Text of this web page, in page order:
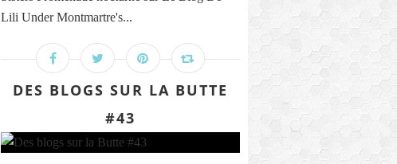
Lili Under Montmartre's...
DES BLOGS SUR LA BUTTE
#43